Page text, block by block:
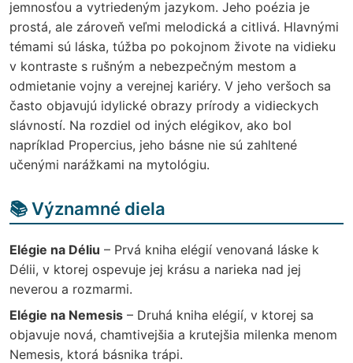
jemnosťou a vytriedeným jazykom. Jeho poézia je
prostá, ale zároveň veľmi melodická a citlivá. Hlavnými
témami sú láska, túžba po pokojnom živote na vidieku
v kontraste s rušným a nebezpečným mestom a
odmietanie vojny a verejnej kariéry. V jeho veršoch sa
často objavujú idylické obrazy prírody a vidieckych
slávností. Na rozdiel od iných elégikov, ako bol
napríklad Propercius, jeho básne nie sú zahltené
učenými narážkami na mytológiu.
📚 Významné diela
Elégie na Déliu – Prvá kniha elégií venovaná láske k
Délii, v ktorej ospevuje jej krásu a narieka nad jej
neverou a rozmarmi.
Elégie na Nemesis – Druhá kniha elégií, v ktorej sa
objavuje nová, chamtivejšia a krutejšia milenka menom
Nemesis, ktorá básnika trápi.